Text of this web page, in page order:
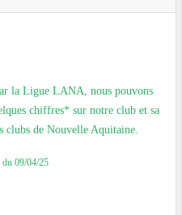
la Ligue LANA, nous pouvons
chiffres* sur notre club et sa
clubs de Nouvelle Aquitaine.
09/04/25